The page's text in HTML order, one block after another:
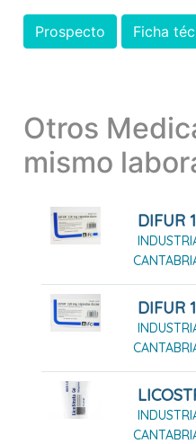
Prospecto Ficha
Otros
mismo